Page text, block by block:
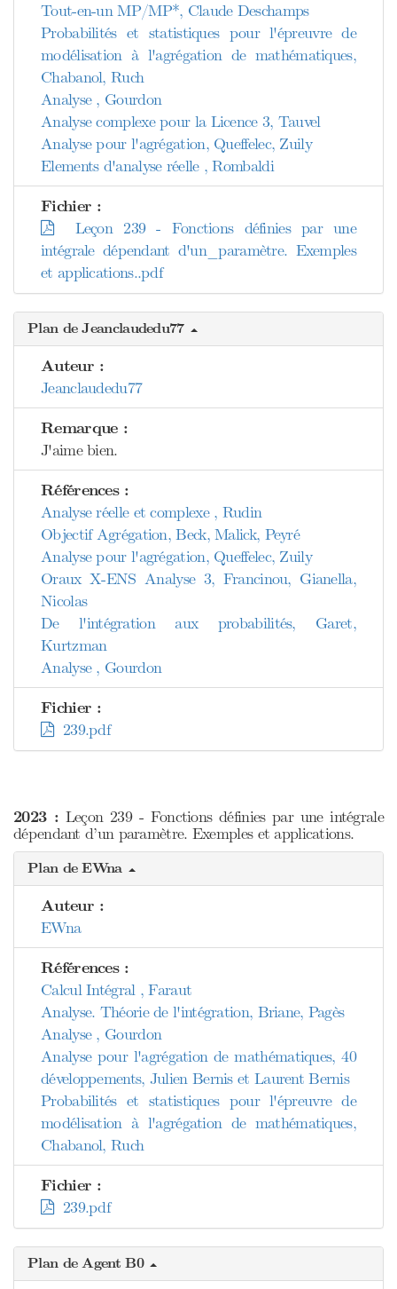
Tout-en-un MP/MP*, Claude Deschamps
Probabilités et statistiques pour l'épreuvre de
modélisation à l'agrégation de mathématiques,
Chabanol, Ruch
Analyse , Gourdon
Analyse complexe pour la Licence 3, Tauvel
Analyse pour l'agrégation, Queffelec, Zuily
Elements d'analyse réelle , Rombaldi
Fichier :
Leçon 239 - Fonctions définies par une
intégrale dépendant d'un_paramètre. Exemples
et applications..pdf
Plan de Jeanclaudedu77
Auteur :
Jeanclaudedu77
Remarque :
J'aime bien.
Références :
Analyse réelle et complexe , Rudin
Objectif Agrégation, Beck, Malick, Peyré
Analyse pour l'agrégation, Queffelec, Zuily
Oraux X-ENS Analyse 3, Francinou, Gianella,
Nicolas
De l'intégration aux probabilités, Garet,
Kurtzman
Analyse , Gourdon
Fichier :
239.pdf
2023 : Leçon 239 - Fonctions définies par une intégrale
dépendant d’un paramètre. Exemples et applications.
Plan de EWna
Auteur :
EWna
Références :
Calcul Intégral , Faraut
Analyse. Théorie de l'intégration, Briane, Pagès
Analyse , Gourdon
Analyse pour l'agrégation de mathématiques, 40
développements, Julien Bernis et Laurent Bernis
Probabilités et statistiques pour l'épreuvre de
modélisation à l'agrégation de mathématiques,
Chabanol, Ruch
Fichier :
239.pdf
Plan de Agent B0